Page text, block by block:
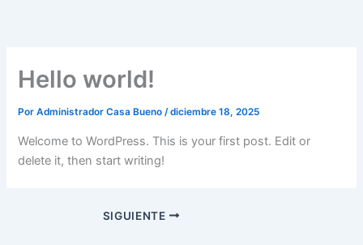
Hello world!
PorAdministrador Casa Bueno/diciembre 18, 2025
Welcome to WordPress. This is your first post. Edit or
delete it, then start writing!
SIGUIENTE